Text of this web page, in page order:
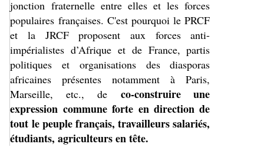
jonction fraternelle entre elles et les forces
populaires françaises. C'est pourquoi le PRCF
et la JRCF proposent aux forces anti-
impérialistes d’Afrique et de France, partis
politiques et organisations des diasporas
africaines présentes notamment à Paris,
Marseille, etc., de co-construire une
expression commune forte en direction de
tout le peuple français, travailleurs salariés,
étudiants, agriculteurs en tête.